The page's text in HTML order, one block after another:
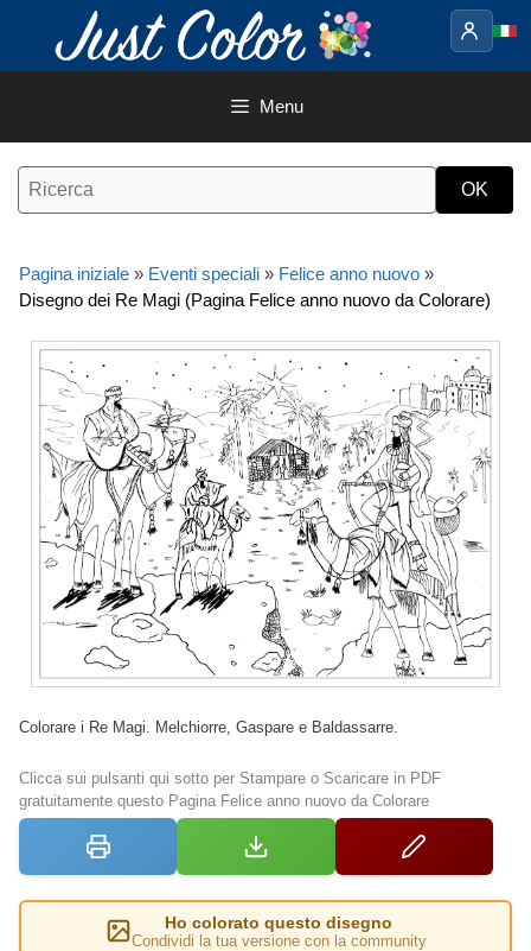
contenuto
Menu
Pagina iniziale » Eventi speciali » Felice anno nuovo »
Disegno dei Re Magi (Pagina Felice anno nuovo da Colorare)
Colorare i Re Magi. Melchiorre, Gaspare e Baldassarre.
Clicca sui pulsanti qui sotto per Stampare o Scaricare in PDF
gratuitamente questo Pagina Felice anno nuovo da Colorare
Ho colorato questo disegno
Condividi la tua versione con la community